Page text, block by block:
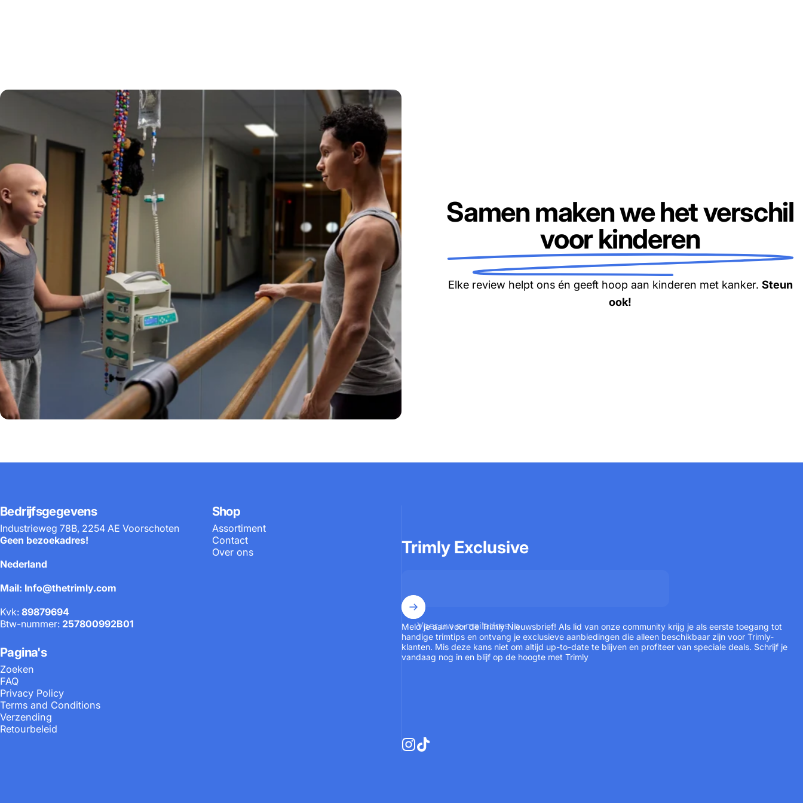
Samen maken we het verschil
voor kinderen
Elke review helpt ons én geeft hoop aan kinderen met kanker. Steun
ook!
Bedrijfsgegevens
Industrieweg 78B, 2254 AE Voorschoten
Geen bezoekadres!
Nederland
Mail: Info@thetrimly.com
Kvk: 89879694
Btw-nummer: 257800992B01
Shop
Assortiment
Contact
Over ons
Pagina's
Zoeken
FAQ
Privacy Policy
Terms and Conditions
Verzending
Retourbeleid
Trimly Exclusive
Voer uw e-mailadres in
Meld je aan voor de Trimly Nieuwsbrief! Als lid van onze community krijg je als eerste toegang tot
handige trimtips en ontvang je exclusieve aanbiedingen die alleen beschikbaar zijn voor Trimly-
klanten. Mis deze kans niet om altijd up-to-date te blijven en profiteer van speciale deals. Schrijf je
vandaag nog in en blijf op de hoogte met Trimly